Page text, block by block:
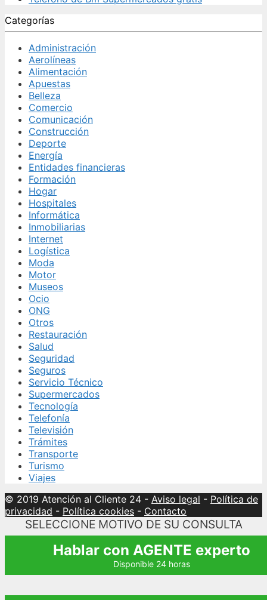
Categorías
Administración
Aerolíneas
Alimentación
Apuestas
Belleza
Comercio
Comunicación
Construcción
Deporte
Energía
Entidades financieras
Formación
Hogar
Hospitales
Informática
Inmobiliarias
Internet
Logística
Moda
Motor
Museos
Ocio
ONG
Otros
Restauración
Salud
Seguridad
Seguros
Servicio Técnico
Supermercados
Tecnología
Telefonía
Televisión
Trámites
Transporte
Turismo
Viajes
© 2019 Atención al Cliente 24 - Aviso legal - Política de
privacidad - Política cookies - Contacto
SELECCIONE MOTIVO DE SU CONSULTA
Hablar con AGENTE experto
Disponible 24 horas